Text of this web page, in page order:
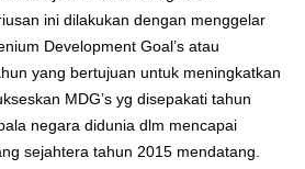
ini dilakukan dengan menggelar
Development Goal’s atau
yang bertujuan untuk meningkatkan
MDG’s yg disepakati tahun
negara didunia dlm mencapai
sejahtera tahun 2015 mendatang.